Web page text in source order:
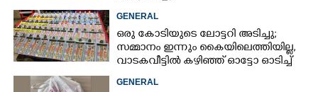
GENERAL
ഒരു കോടിയുടെ ലോട്ടറി അടിച്ചു;
സമ്മാനം ഇന്നും കൈയിലെത്തിയില്ല,
വാടകവീട്ടിൽ കഴിഞ്ഞ് ഓട്ടോ ഓടിച്ച്
GENERAL